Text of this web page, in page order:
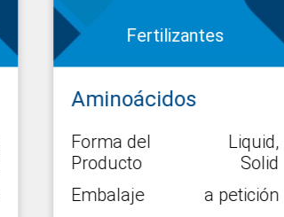
Fertilizantes
Aminoácidos
Forma del
Producto
Liquid,
Solid
Embalaje
a petición